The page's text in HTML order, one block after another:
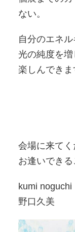
ない。
自分のエネ
光の純度を
楽しんでき
会場に来てく
お逢いできる
kumi noguchi
野口久美